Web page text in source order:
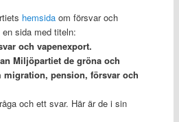
hemsidaom försvar och
sida med titeln:
och vapenexport.
Miljöpartiet de gröna och
migration, pension, försvar och
och ett svar. Här är de i sin